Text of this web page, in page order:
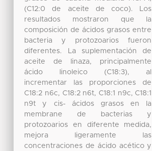
(C12:0 de aceite de coco). Los
resultados mostraron que la
composición de ácidos grasos entre
bacteria y protozoarios fueron
diferentes. La suplementación de
aceite de linaza, principalmente
ácido linoleico (C18:3), al
incrementar las proporciones de
C18:2 n6c, C18:2 n6t, C18:1 n9c, C18:1
n9t y cis- ácidos grasos en la
membrane de bacterias y
protozoarios en diferente medida,
mejora ligeramente las
concentraciones de ácido acético y